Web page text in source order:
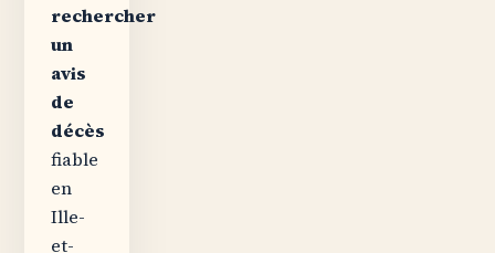
rechercher
un
avis
de
décès
fiable
en
Ille-
et-